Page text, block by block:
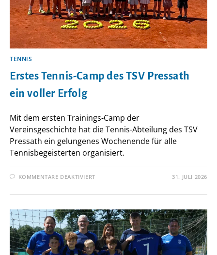
TENNIS
Erstes Tennis-Camp des TSV Pressath
ein voller Erfolg
Mit dem ersten Trainings-Camp der
Vereinsgeschichte hat die Tennis-Abteilung des TSV
Pressath ein gelungenes Wochenende für alle
Tennisbegeisterten organisiert.
KOMMENTARE DEAKTIVIERTFÜR
CAMP
TSV
PRESSATH
EIN
VOLLER
ERFOLG
31. JULI 2026